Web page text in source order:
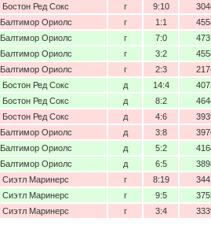
Бостон Ред Сокс г 9:10
Балтимор Ориолс г 1:1
Балтимор Ориолс г 7:0
Балтимор Ориолс г 3:2
Балтимор Ориолс г 2:3
Бостон Ред Сокс д 14:4
Бостон Ред Сокс д 8:2
Бостон Ред Сокс д 4:6
Балтимор Ориолс д 3:8
Балтимор Ориолс д 5:2
Балтимор Ориолс д 6:5
Сиэтл Маринерс г 8:19
Сиэтл Маринерс г 9:5
Сиэтл Маринерс г 3:4